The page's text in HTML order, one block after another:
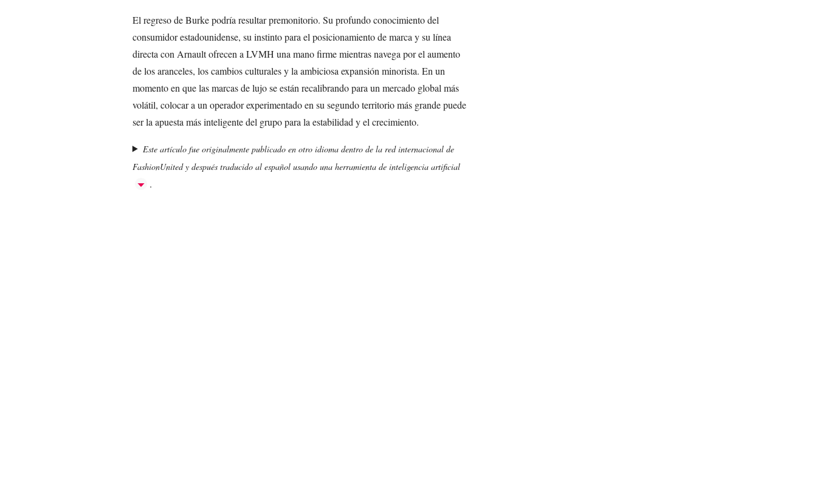
El regreso de Burke podría resultar premonitorio. Su profundo conocimiento del
consumidor estadounidense, su instinto para el posicionamiento de marca y su línea
directa con Arnault ofrecen a LVMH una mano firme mientras navega por el aumento
de los aranceles, los cambios culturales y la ambiciosa expansión minorista. En un
momento en que las marcas de lujo se están recalibrando para un mercado global más
volátil, colocar a un operador experimentado en su segundo territorio más grande puede
ser la apuesta más inteligente del grupo para la estabilidad y el crecimiento.
Este artículo fue originalmente publicado en otro idioma dentro de la red internacional de
FashionUnited y después traducido al español usando una herramienta de inteligencia artificial
.